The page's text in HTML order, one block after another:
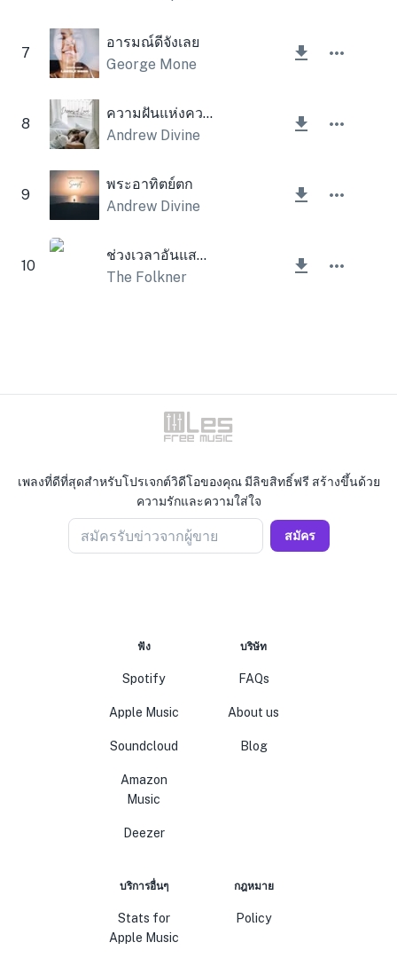
7
อารมณ์ดีจังเลย
George Mone
8
ความฝันแห่งความรัก
Andrew Divine
9
พระอาทิตย์ตก
Andrew Divine
10
ช่วงเวลาอันแสนอ่อนโยน
The Folkner
เพลงที่ดีที่สุดสำหรับโปรเจกต์วิดีโอของคุณ มีลิขสิทธิ์ฟรี สร้างขึ้นด้วย
ความรักและความใส่ใจ
สมัครรับข่าวจากผู้ขาย สมัคร
ฟัง
Spotify
Apple Music
Soundcloud
Amazon
Music
Deezer
บริษัท
FAQs
About us
Blog
บริการอื่นๆ
Stats for
Apple Music
กฎหมาย
Policy